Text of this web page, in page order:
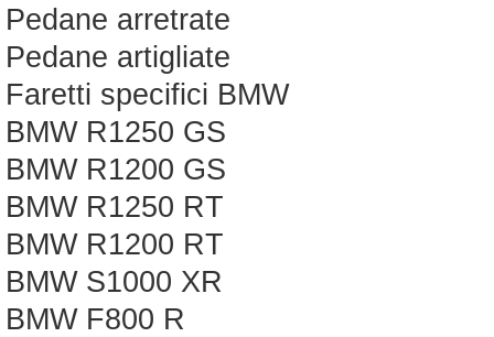
Pedane arretrate
Pedane artigliate
Faretti specifici BMW
BMW R1250 GS
BMW R1200 GS
BMW R1250 RT
BMW R1200 RT
BMW S1000 XR
BMW F800 R